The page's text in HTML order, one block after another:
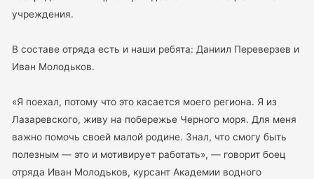
учреждения.
В составе отряда есть и наши ребята: Даниил Переверзев и
Иван Молодьков.
«Я поехал, потому что это касается моего региона. Я из
Лазаревского, живу на побережье Черного моря. Для меня
важно помочь своей малой родине. Знал, что смогу быть
полезным — это и мотивирует работать», — говорит боец
отряда Иван Молодьков, курсант Академии водного